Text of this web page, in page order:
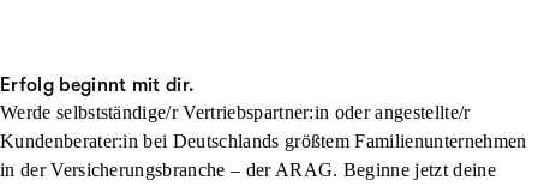
Erfolg beginnt mit dir.
Werde selbstständige/r Vertriebspartner:in oder angestellte/r
Kundenberater:in bei Deutschlands größtem Familienunternehmen
in der Versicherungsbranche – der ARAG. Beginne jetzt deine